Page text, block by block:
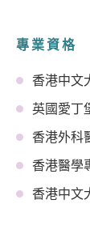
專業資格
香港中文
英國愛丁
香港外科
香港醫學
香港中文